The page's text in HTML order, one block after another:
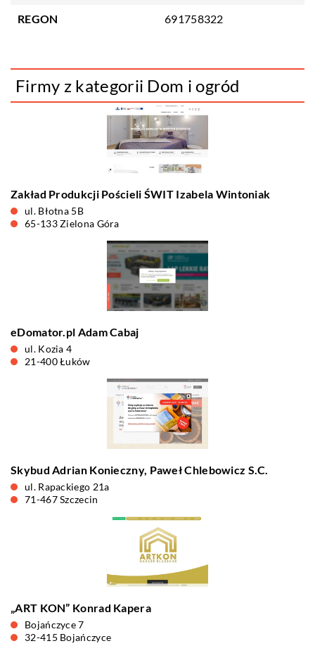
REGON 691758322
Firmy z kategorii Dom i ogród
Zakład Produkcji Pościeli ŚWIT Izabela Wintoniak
ul. Błotna 5B
65-133 Zielona Góra
eDomator.pl Adam Cabaj
ul. Kozia 4
21-400 Łuków
Skybud Adrian Konieczny, Paweł Chlebowicz S.C.
ul. Rapackiego 21a
71-467 Szczecin
„ART KON” Konrad Kapera
Bojańczyce 7
32-415 Bojańczyce